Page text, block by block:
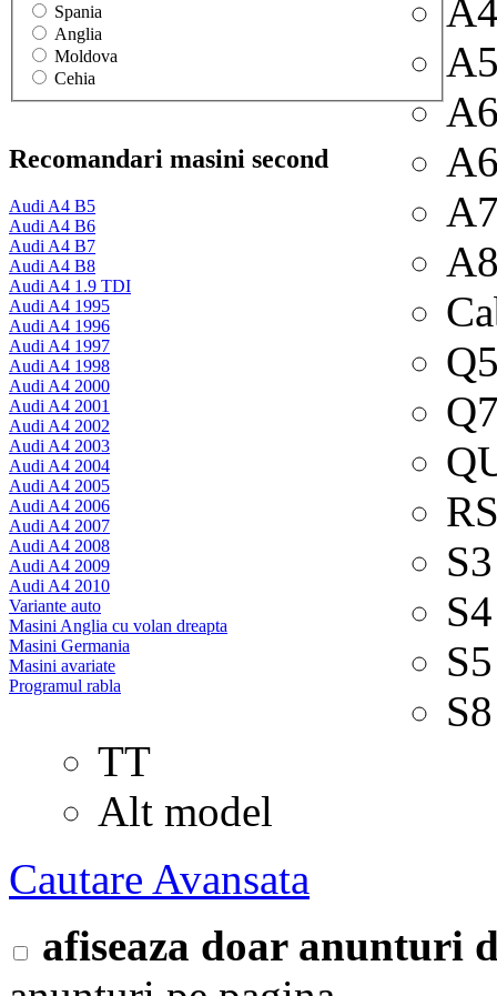
Spania
Anglia
Moldova
Cehia
Recomandari masini second
Audi A4 B5
Audi A4 B6
Audi A4 B7
Audi A4 B8
Audi A4 1.9 TDI
Audi A4 1995
Audi A4 1996
Audi A4 1997
Audi A4 1998
Audi A4 2000
Audi A4 2001
Audi A4 2002
Audi A4 2003
Audi A4 2004
Audi A4 2005
Audi A4 2006
Audi A4 2007
Audi A4 2008
Audi A4 2009
Audi A4 2010
Variante auto
Masini Anglia cu volan dreapta
Masini Germania
Masini avariate
Programul rabla
S3
S4
S5
S8
TT
Alt model
Cautare Avansata
afiseaza doar anunturi